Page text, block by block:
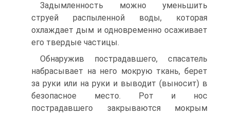
Задымленность можно уменьшить
струей распыленной воды, которая
охлаждает дым и одновременно осаживает
его твердые частицы.
Обнаружив пострадавшего, спасатель
набрасывает на него мокрую ткань, берет
за руки или на руки и выводит (выносит) в
безопасное место. Рот и нос
пострадавшего закрываются мокрым